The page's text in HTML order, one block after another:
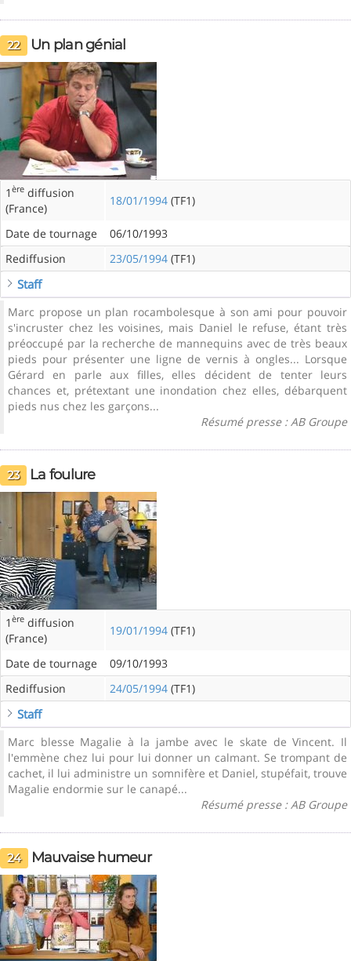
22 Un plan génial
1 ère diffusion
(France)
18/01/1994 (TF1)
Date de tournage
06/10/1993
Rediffusion
23/05/1994 (TF1)
Staff
Marc propose un plan rocambolesque à son ami pour pouvoir
s'incruster chez les voisines, mais Daniel le refuse, étant très
préoccupé par la recherche de mannequins avec de très beaux
pieds pour présenter une ligne de vernis à ongles... Lorsque
Gérard en parle aux filles, elles décident de tenter leurs
chances et, prétextant une inondation chez elles, débarquent
pieds nus chez les garçons...
Résumé presse : AB Groupe
23 La foulure
1 ère diffusion
(France)
19/01/1994 (TF1)
Date de tournage
09/10/1993
Rediffusion
24/05/1994 (TF1)
Staff
Marc blesse Magalie à la jambe avec le skate de Vincent. Il
l'emmène chez lui pour lui donner un calmant. Se trompant de
cachet, il lui administre un somnifère et Daniel, stupéfait, trouve
Magalie endormie sur le canapé...
Résumé presse : AB Groupe
24 Mauvaise humeur